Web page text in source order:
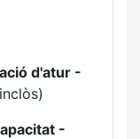
d'atur -
-